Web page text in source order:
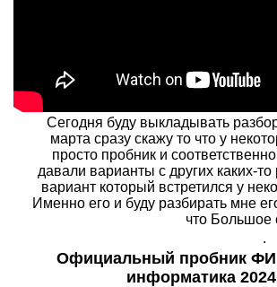
Сегодня буду выкладывать
марта сразу скажу то что у
просто пробник и
давали варианты с других каких-
вариант который встретился у
Именно его и буду разбирать мне
что Большое
.
Официальный пробник
информатика